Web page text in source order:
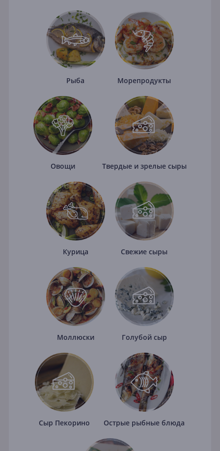
Рыба Морепродукты
Овощи Твердые и зрелые сыры
Курица Свежие сыры
Моллюски Голубой сыр
Сыр Пекорино Острые рыбные блюда